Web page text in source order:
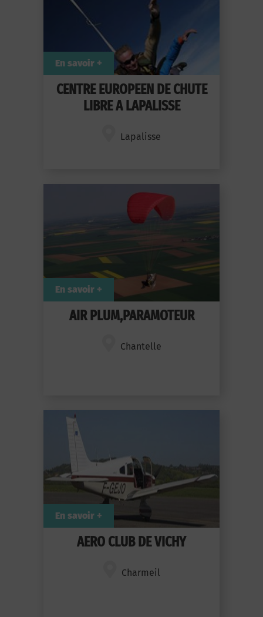
CENTRE EUROPEEN DE CHUTE
LIBRE A LAPALISSE
Lapalisse
En savoir +
AIR PLUM,PARAMOTEUR
Chantelle
En savoir +
AERO CLUB DE VICHY
Charmeil
En savoir +